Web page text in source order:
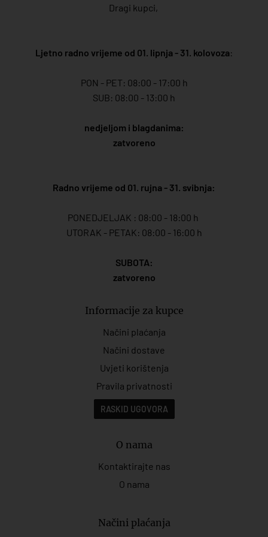
Dragi kupci,
Ljetno radno vrijeme od 01. lipnja - 31. kolovoza:
PON - PET: 08:00 - 17:00 h
SUB: 08:00 - 13:00 h
nedjeljom i blagdanima:
zatvoreno
Radno vrijeme od 01. rujna - 31. svibnja:
PONEDJELJAK : 08:00 - 18:00 h
UTORAK - PETAK: 08:00 - 16:00 h
SUBOTA:
zatvoreno
Informacije za kupce
Načini plaćanja
Načini dostave
Uvjeti korištenja
Pravila privatnosti
RASKID UGOVORA
O nama
Kontaktirajte nas
O nama
Načini plaćanja